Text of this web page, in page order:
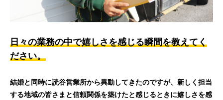
日々の業務の中で嬉しさを感じる瞬間を教えてく
ださい。
結婚と同時に読谷営業所から異動してきたのですが、新しく担当
する地域の皆さまと信頼関係を築けたと感じるときに嬉しさを感